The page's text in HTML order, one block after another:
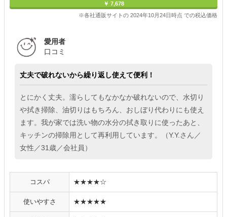
￥ 7,678
※各社通販サイトの 2024年10月24日時点 での税込価格
愛用者
口コミ
丈夫で破れないから繰り返し使えて便利！
とにかく丈夫。濡らしてもなかなか破れないので、水切り
や拭き掃除、油切りはもちろん、おしぼり代わりにも使え
ます。我が家では洗い物の水分の拭き取りに使ったあと、
キッチンの掃除用として再利用しています。（Y.Y.さん／
女性／31歳／会社員）
コスパ ★★★★☆
使いやすさ ★★★★★